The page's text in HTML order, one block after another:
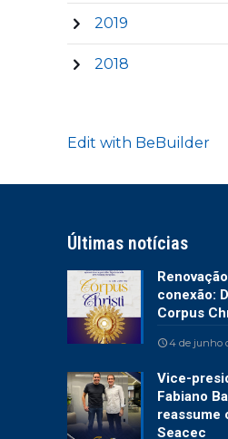
2019
2018
Edit with BeBuilder
Últimas notícias
conexão:
Corpus
4 de junho
Vice-
Fabiano
reassume
Seacec